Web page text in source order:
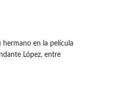
hermano en la película
López, entre